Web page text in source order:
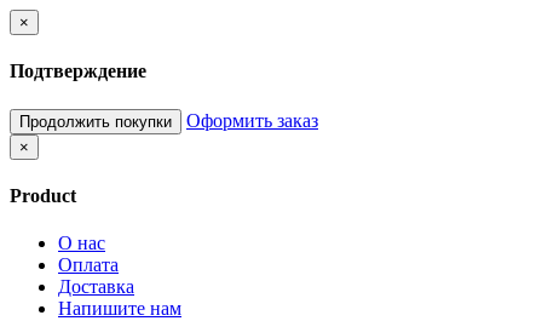
×
Подтверждение
Продолжить покупки Оформить заказ
×
Product
О нас
Оплата
Доставка
Напишите нам